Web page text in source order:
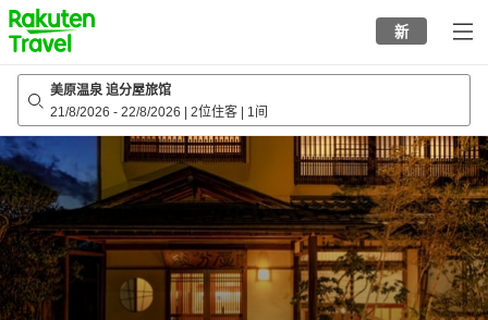
to
top
page
新
美原温泉 追分屋旅馆
21/8/2026 - 22/8/2026 2位住客 1间